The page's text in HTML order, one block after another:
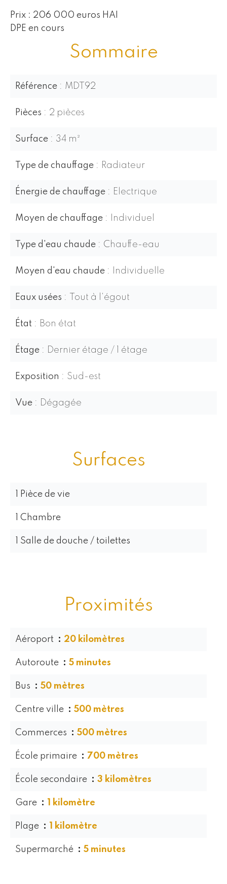
Prix : 206 000 euros HAI
DPE en cours
Sommaire
Référence MDT92
Pièces 2 pièces
Surface 34 m²
Type de chauffage Radiateur
Énergie de chauffage Electrique
Moyen de chauffage Individuel
Type d'eau chaude Chauffe-eau
Moyen d'eau chaude Individuelle
Eaux usées Tout à l'égout
État Bon état
Étage Dernier étage / 1 étage
Exposition Sud-est
Vue Dégagée
Surfaces
1 Pièce de vie
1 Chambre
1 Salle de douche / toilettes
Proximités
Aéroport 20 kilomètres
Autoroute 5 minutes
Bus 50 mètres
Centre ville 500 mètres
Commerces 500 mètres
École primaire 700 mètres
École secondaire 3 kilomètres
Gare 1 kilomètre
Plage 1 kilomètre
Supermarché 5 minutes